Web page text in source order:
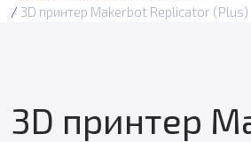
/ 3D принтер Makerbot Replicator (Plus)
3D принтер